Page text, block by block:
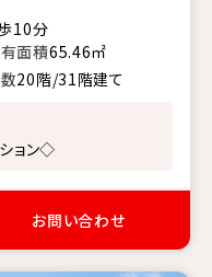
10分
面積65.46㎡
20階/31階建て
ョン◇
お問い合わせ